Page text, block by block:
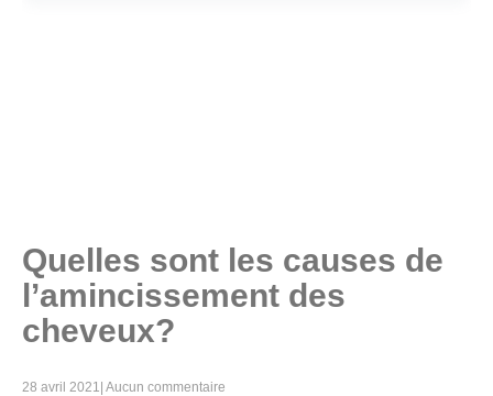
Quelles sont les causes de
l’amincissement des
cheveux?
28 avril 2021 Aucun commentaire